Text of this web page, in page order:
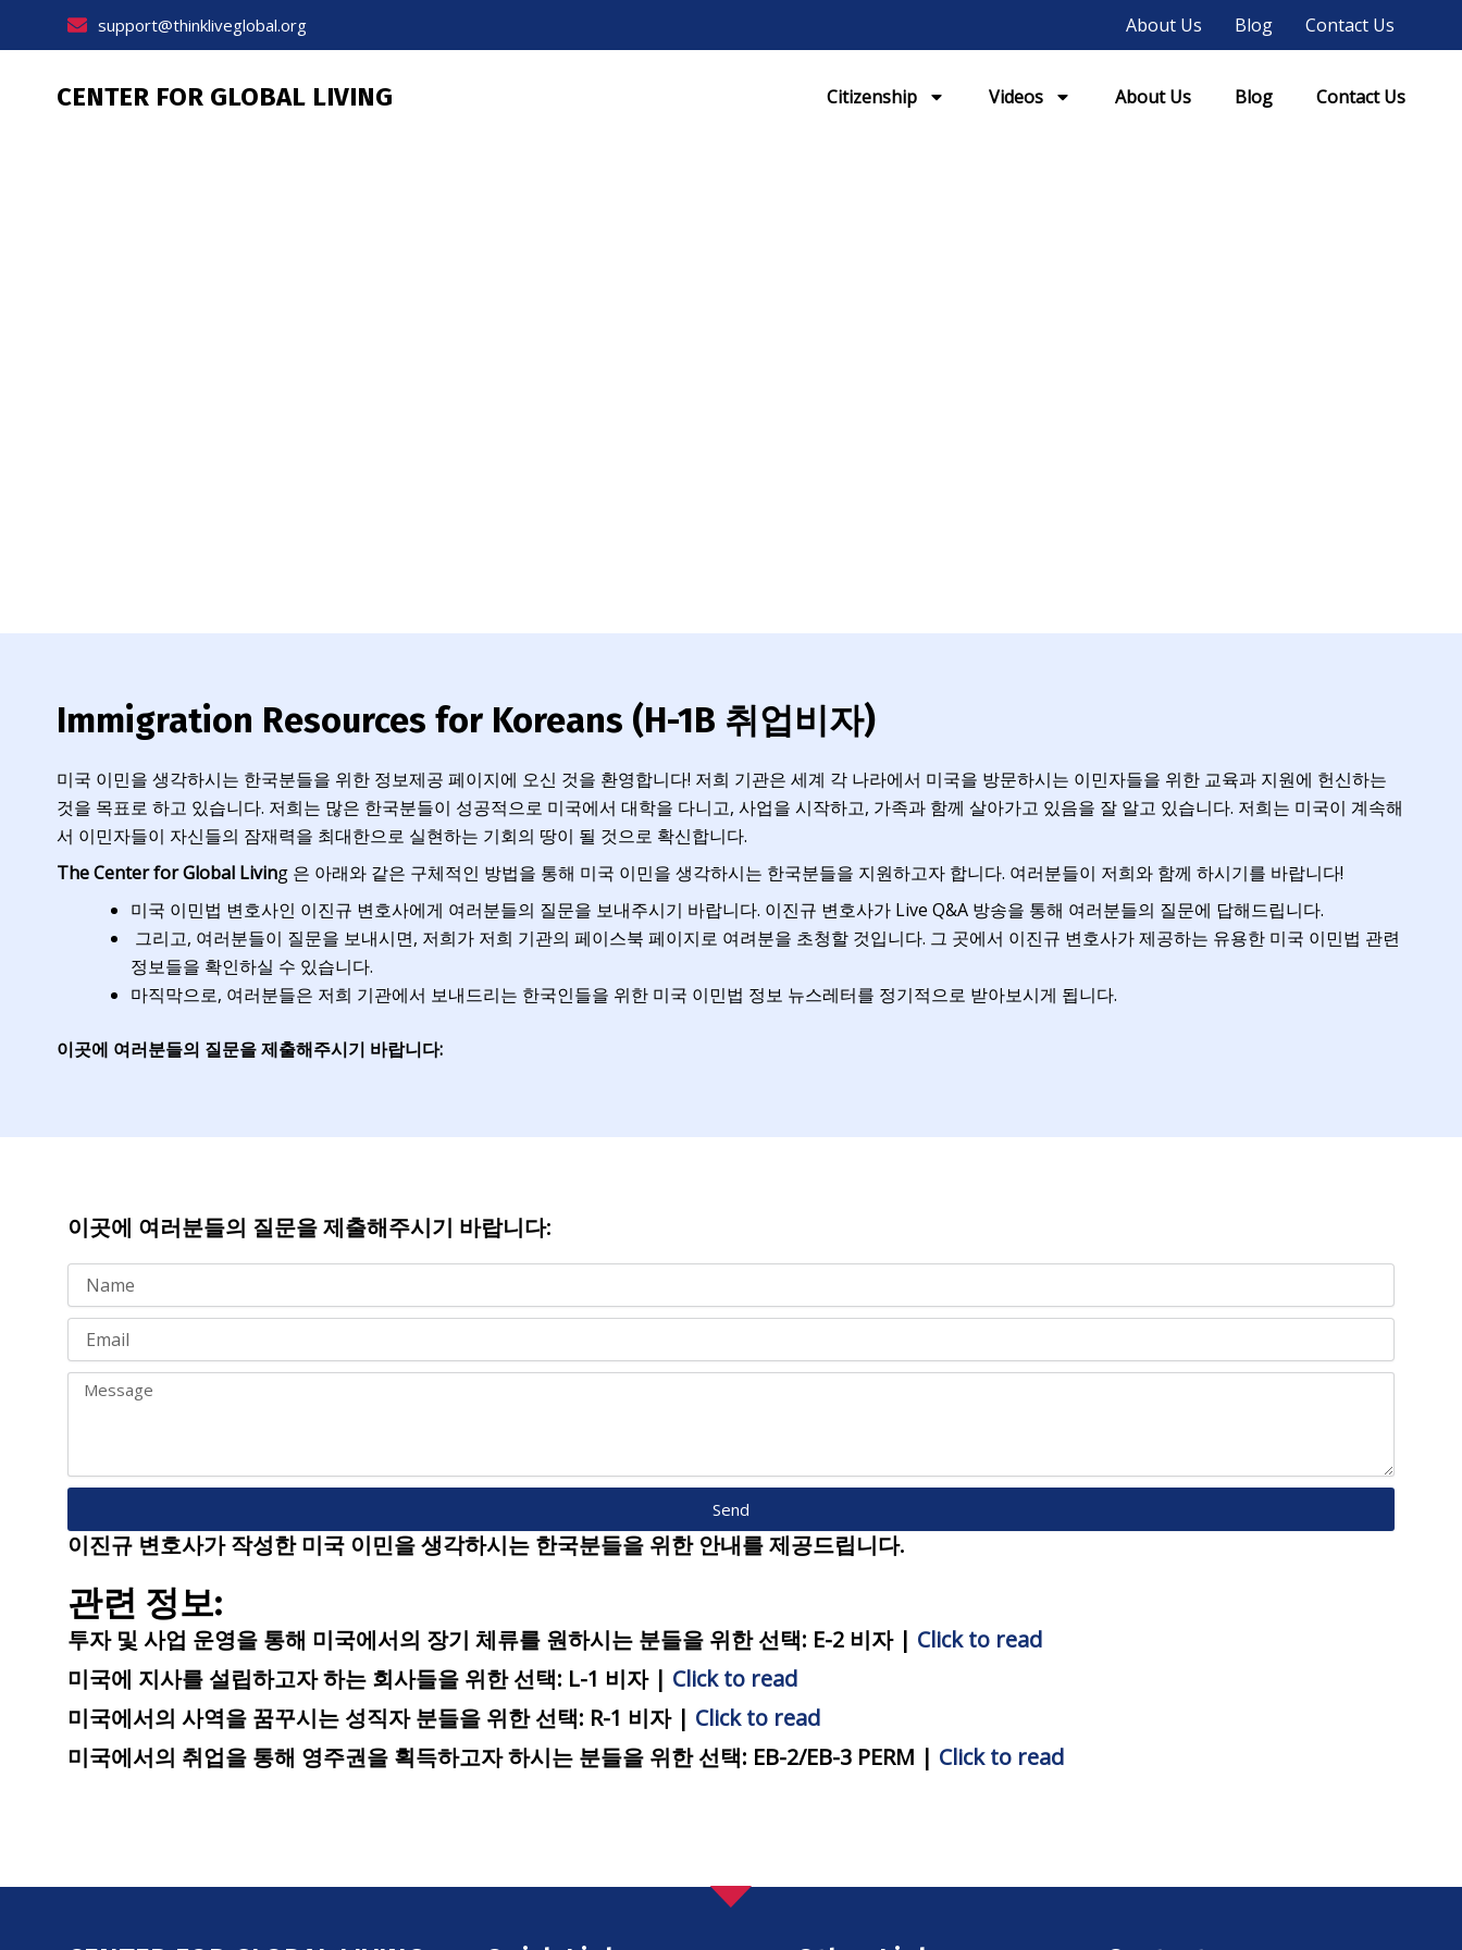
support@thinkliveglobal.org About Us Blog Contact Us
CENTER FOR GLOBAL LIVING Citizenship Videos About Us Blog Contact Us
Immigration Resources for Koreans (H-1B 취업비자)
미국 이민을 생각하시는 한국분들을 위한 정보제공 페이지에 오신 것을 환영합니다! 저희 기관은 세계 각 나라에서 미국을 방문하시는 이민자들을 위한 교육과 지원에 헌신하는
것을 목표로 하고 있습니다. 저희는 많은 한국분들이 성공적으로 미국에서 대학을 다니고, 사업을 시작하고, 가족과 함께 살아가고 있음을 잘 알고 있습니다. 저희는 미국이 계속해
서 이민자들이 자신들의 잠재력을 최대한으로 실현하는 기회의 땅이 될 것으로 확신합니다.
The Center for Global Living 은 아래와 같은 구체적인 방법을 통해 미국 이민을 생각하시는 한국분들을 지원하고자 합니다. 여러분들이 저희와 함께 하시기를 바랍니다!
미국 이민법 변호사인 이진규 변호사에게 여러분들의 질문을 보내주시기 바랍니다. 이진규 변호사가 Live Q&A 방송을 통해 여러분들의 질문에 답해드립니다.
그리고, 여러분들이 질문을 보내시면, 저희가 저희 기관의 페이스북 페이지로 여려분을 초청할 것입니다. 그 곳에서 이진규 변호사가 제공하는 유용한 미국 이민법 관련
정보들을 확인하실 수 있습니다.
마직막으로, 여러분들은 저희 기관에서 보내드리는 한국인들을 위한 미국 이민법 정보 뉴스레터를 정기적으로 받아보시게 됩니다.
이곳에 여러분들의 질문을 제출해주시기 바랍니다:
이곳에 여러분들의 질문을 제출해주시기 바랍니다:
N
m
E
a
M
g
Send
이진규 변호사가 작성한 미국 이민을 생각하시는 한국분들을 위한 안내를 제공드립니다.
관련 정보:
투자 및 사업 운영을 통해 미국에서의 장기 체류를 원하시는 분들을 위한 선택: E-2 비자 | Click to read
미국에 지사를 설립하고자 하는 회사들을 위한 선택: L-1 비자 | Click to read
미국에서의 사역을 꿈꾸시는 성직자 분들을 위한 선택: R-1 비자 | Click to read
미국에서의 취업을 통해 영주권을 획득하고자 하시는 분들을 위한 선택: EB-2/EB-3 PERM | Click to read